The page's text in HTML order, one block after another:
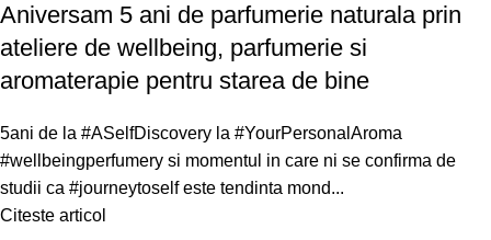
Aniversam 5 ani de parfumerie naturala prin
ateliere de wellbeing, parfumerie si
aromaterapie pentru starea de bine
5ani de la #ASelfDiscovery la #YourPersonalAroma
#wellbeingperfumery si momentul in care ni se confirma de
studii ca #journeytoself este tendinta mond...
Citeste articol